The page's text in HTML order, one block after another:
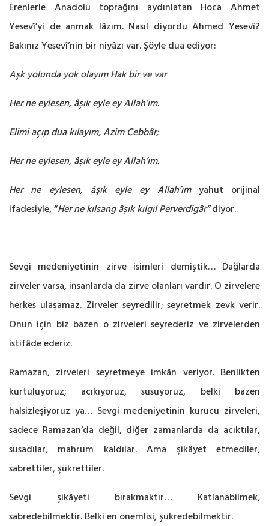
Erenlerle Anadolu toprağını aydınlatan Hoca Ahmet
Yesevî’yi de anmak lâzım. Nasıl diyordu Ahmed Yesevî?
Bakınız Yesevî’nin bir niyâzı var. Şöyle dua ediyor:
Aşk yolunda yok olayım Hak bir ve var
Her ne eylesen, âşık eyle ey Allah’ım.
Elimi açıp dua kılayım, Azim Cebbâr;
Her ne eylesen, âşık eyle ey Allah’ım.
Her ne eylesen, âşık eyle ey Allah’ımyahut orijinal
ifadesiyle, “Her ne kılsang âşık kılgıl Perverdigâr”diyor.
Sevgi medeniyetinin zirve isimleri demiştik… Dağlarda
zirveler varsa, insanlarda da zirve olanları vardır. O zirvelere
herkes ulaşamaz. Zirveler seyredilir; seyretmek zevk verir.
Onun için biz bazen o zirveleri seyrederiz ve zirvelerden
istifâde ederiz.
Ramazan, zirveleri seyretmeye imkân veriyor. Benlikten
kurtuluyoruz; acıkıyoruz, susuyoruz, belki bazen
halsizleşiyoruz ya… Sevgi medeniyetinin kurucu zirveleri,
sadece Ramazan’da değil, diğer zamanlarda da acıktılar,
susadılar, mahrum kaldılar. Ama şikâyet etmediler,
sabrettiler, şükrettiler.
Sevgi şikâyeti bırakmaktır… Katlanabilmek,
sabredebilmektir. Belki en önemlisi, şükredebilmektir.